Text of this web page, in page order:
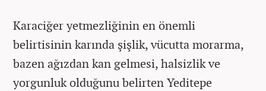
Karaciğer yetmezliğinin en önemli
belirtisinin karında şişlik, vücutta morarma,
bazen ağızdan kan gelmesi, halsizlik ve
yorgunluk olduğunu belirten Yeditepe